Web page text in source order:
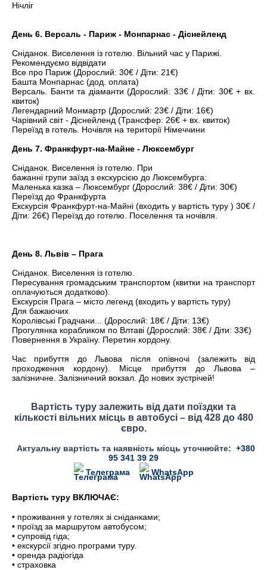
Нічліг
День 6. Версаль - Париж - Монпарнас - Діснейленд
Сніданок. Виселення із готелю. Вільний час у Парижі.
Рекомендуємо відвідати
Все про Париж (Дорослий: 30€ / Діти: 21€)
Башта Монпарнас (дод. оплата)
Версаль. Банти та діаманти (Дорослий: 33€ / Діти: 30€ + вх.
квиток)
Легендарний Монмартр (Дорослий: 23€ / Діти: 16€)
Чарівний світ - Діснейленд (Трансфер: 26€ + вх. квиток)
Переїзд в готель. Ночівля на території Німеччини
День 7. Франкфурт-на-Майне - Люксембург
Сніданок. Виселення із готелю. При
бажанні групи заїзд з екскурсією до Люксембурга:
Маленька казка – Люксембург (Дорослий: 38€ / Діти: 30€)
Переїзд до Франкфурта
Екскурсія Франкфурт-на-Майні (входить у вартість туру ) 30€ /
Діти: 26€) Переїзд до готелю. Поселення та ночівля.
День 8. Львів – Прага
Сніданок. Виселення із готелю.
Пересування громадським транспортом (квитки на транспорт
оплачуються додатково).
Екскурсія Прага – місто легенд (входить у вартість туру)
Для бажаючих
Королівські Градчани... (Дорослий: 18€ / Діти: 13€)
Прогулянка корабликом по Влтаві (Дорослий: 38€ / Діти: 33€)
Повернення в Україну. Перетин кордону.
Час прибуття до Львова після опівночі (залежить від
проходження кордону). Місце прибуття до Львова –
залізничне. Залізничний вокзал. До нових зустрічей!
Вартість туру залежить від дати поїздки та
кількості вільних місць в автобусі – від 428 до 480
євро.
Актуальну вартість та наявність місць уточнюйте: +380
95 341 39 29
Телеграма
WhatsApp
Вартість туру ВКЛЮЧАЄ:
• проживання у готелях зі сніданками;
• проїзд за маршрутом автобусом;
• супровід гіда;
• екскурсії згідно програми туру.
• оренда радіогіда
• страховка